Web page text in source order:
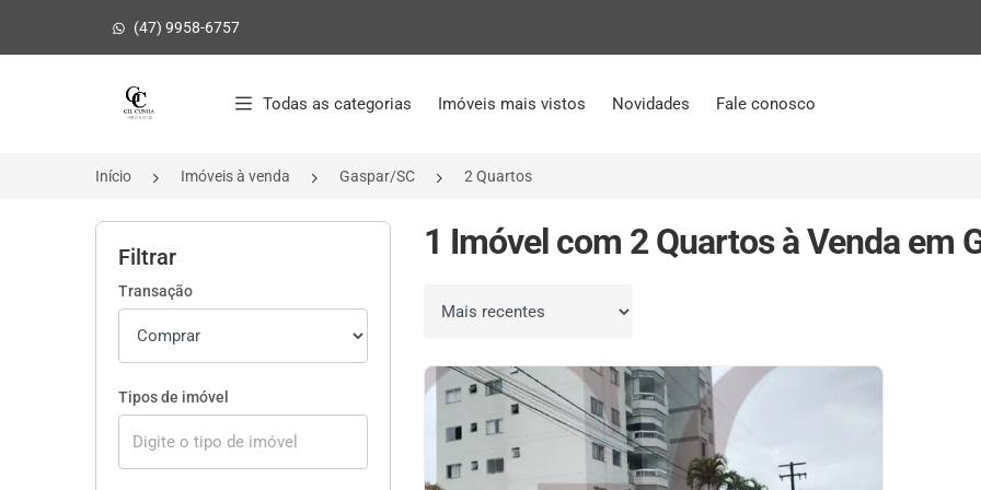
(47) 9958-6757
Página inicial
Todas as categorias Imóveis mais vistos Novidades Fale conosco
Início Imóveis à venda Gaspar/SC 2 Quartos
Filtrar
Transação
Tipos de imóvel
1 Imóvel com 2 Quartos à Venda em
Ordenar por